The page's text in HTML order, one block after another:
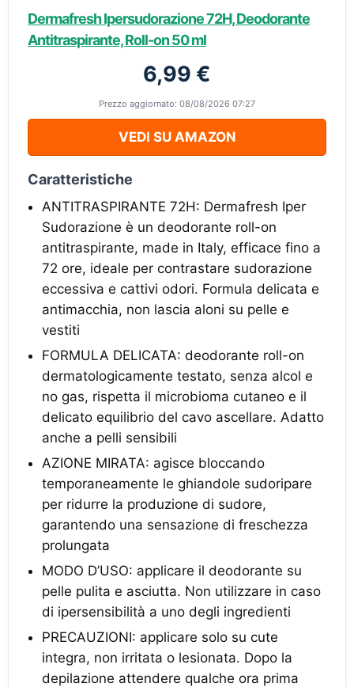
Dermafresh Ipersudorazione 72H, Deodorante
Antitraspirante, Roll-on 50 ml
6,99 €
Prezzo aggiornato: 08/08/2026 07:27
VEDI SU AMAZON
Caratteristiche
ANTITRASPIRANTE 72H: Dermafresh Iper
Sudorazione è un deodorante roll-on
antitraspirante, made in Italy, efficace fino a
72 ore, ideale per contrastare sudorazione
eccessiva e cattivi odori. Formula delicata e
antimacchia, non lascia aloni su pelle e
vestiti
FORMULA DELICATA: deodorante roll-on
dermatologicamente testato, senza alcol e
no gas, rispetta il microbioma cutaneo e il
delicato equilibrio del cavo ascellare. Adatto
anche a pelli sensibili
AZIONE MIRATA: agisce bloccando
temporaneamente le ghiandole sudoripare
per ridurre la produzione di sudore,
garantendo una sensazione di freschezza
prolungata
MODO D’USO: applicare il deodorante su
pelle pulita e asciutta. Non utilizzare in caso
di ipersensibilità a uno degli ingredienti
PRECAUZIONI: applicare solo su cute
integra, non irritata o lesionata. Dopo la
depilazione attendere qualche ora prima